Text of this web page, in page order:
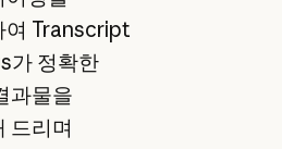
여 Transcript
가 정확한
과물을
드리며